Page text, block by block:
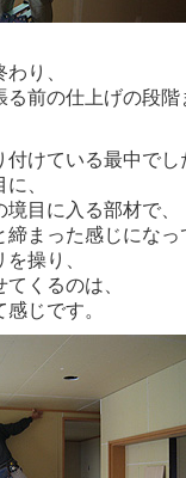
り、
る前の仕上げの段
付けている最中でし
、
目に入る部材で、
締まった感じになっ
操り、
くるのは、
じです。